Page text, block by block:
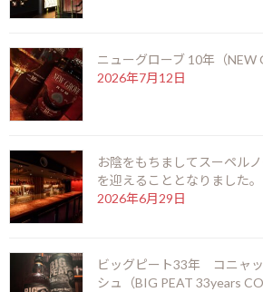
2016年に京都で設立された京都蒸留所は、
た蒸留所です。
クラフトウイスキーブームの真っ只中、あ
デービット氏はイギリス出身で、初めて日
1980年代、当時勤めていた金融企業の研修
でもお酒が大好きだと言うデービット氏、
る会社を立ち上げました。時が経つごとに
たいと考えたデービット氏が目を付けたの
ニューグローブ 10年（NEW
2026年7月12日
お陰をもちましてスーペル
を迎えることとなりました。
2026年6月29日
ビッグピート33年 コニャ
シュ（BIG PEAT 33years